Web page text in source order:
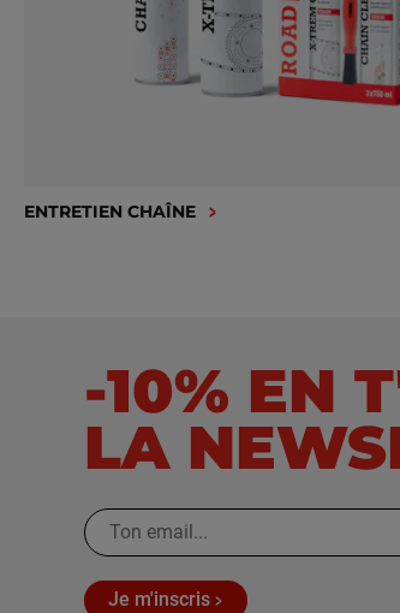
ENTRETIEN CHAÎNE
-10% EN
LA
Je m'inscris